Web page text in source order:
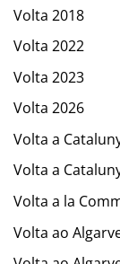
Volta 2018
Volta 2022
Volta 2023
Volta 2026
Volta a
Volta a
Volta a la
Volta ao